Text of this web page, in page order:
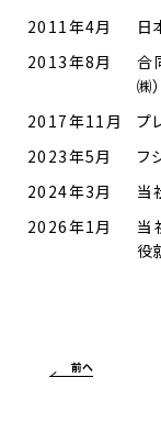
2011年4月
日
2013年8月
合
㈱
2017年11月
プ
2023年5月
フ
2024年3月
当
2026年1月
当
役
前へ